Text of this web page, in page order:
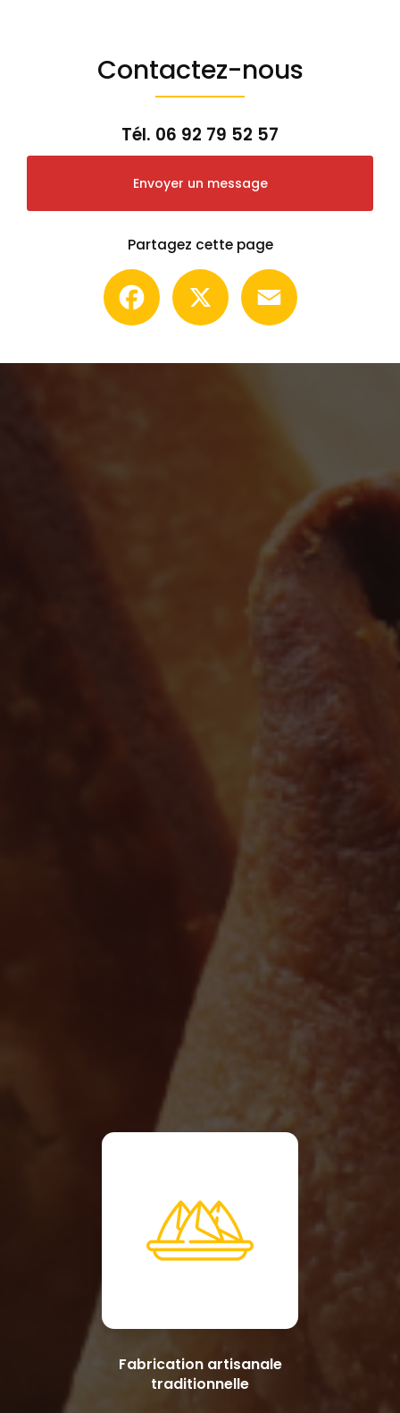
Contactez-nous
Tél. 06 92 79 52 57
Envoyer un message
Partagez cette page
Facebook
Fabrication artisanale
traditionnelle